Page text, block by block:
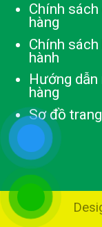
Chính
hàng
Chính sách
hành
Hướng dẫn
hàng
Sơ đồ